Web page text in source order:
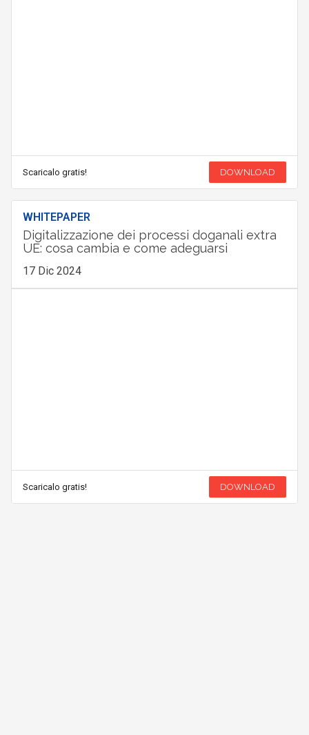
Scaricalo gratis! DOWNLOAD
WHITEPAPER
Digitalizzazione dei processi doganali extra
UE: cosa cambia e come adeguarsi
17 Dic 2024
Scaricalo gratis! DOWNLOAD